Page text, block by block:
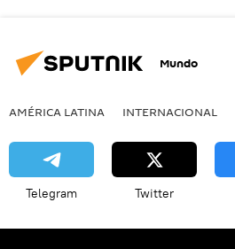
Mundo
AMÉRICA LATINA INTERNACIONAL
Telegram Twitter